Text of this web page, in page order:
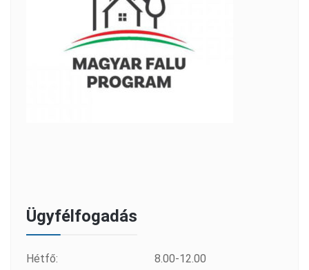
Ügyfélfogadás
Hétfő:
8.00-12.00